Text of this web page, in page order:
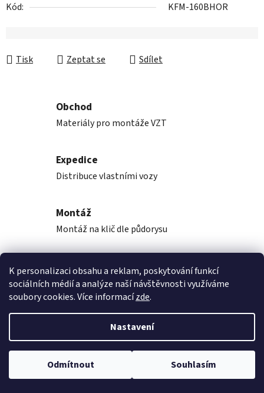
K personalizaci obsahu a reklam, poskytování funkcí
sociálních médií a analýze naší návštěvnosti využíváme
soubory cookies. Více informacízde.
Nastavení
Odmítnout Souhlasím
Kód:
KFM-160BHOR
Tisk Zeptat se Sdílet
Obchod
Materiály pro montáže VZT
Expedice
Distribuce vlastními vozy
Montáž
Montáž na klič dle půdorysu
Popis
Diskuze
Vytvořil Shoptet
Copyright 2026Rekupka, s.r.o.
. Všechna práva vyhrazena.
Upravit nastavení cookies